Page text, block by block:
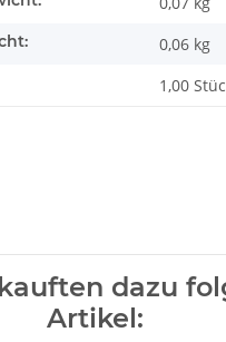
0,06 kg
1,00
dazu
Artikel: